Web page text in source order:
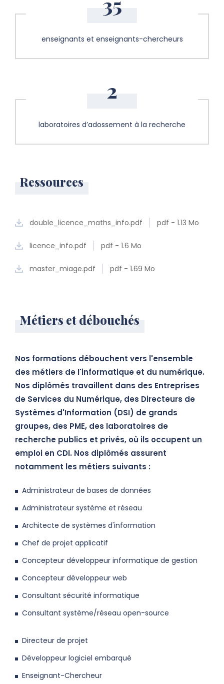
enseignants et enseignants-chercheurs
2
laboratoires d’adossement à la recherche
Ressources
double_licence_maths_info.pdf pdf - 1.13 Mo
licence_info.pdf pdf - 1.6 Mo
master_miage.pdf pdf - 1.69 Mo
Métiers et débouchés
Nos formations débouchent vers l'ensemble
des métiers de l'informatique et du numérique.
Nos diplômés travaillent dans des Entreprises
de Services du Numérique, des Directeurs de
Systèmes d'Information (DSI) de grands
groupes, des PME, des laboratoires de
recherche publics et privés, où ils occupent un
emploi en CDI. Nos diplômés assurent
notamment les métiers suivants :
Administrateur de bases de données
Administrateur système et réseau
Architecte de systèmes d'information
Chef de projet applicatif
Concepteur développeur informatique de gestion
Concepteur développeur web
Consultant sécurité informatique
Consultant système/réseau open-source
Directeur de projet
Développeur logiciel embarqué
Enseignant-Chercheur